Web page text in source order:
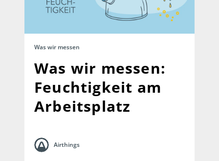
Was wir messen
Was wir messen:
Feuchtigkeit am
Arbeitsplatz
Airthings